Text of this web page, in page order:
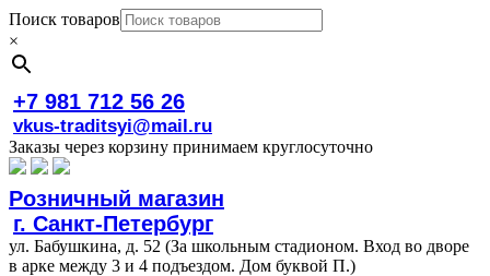
Поиск товаров
×
+7 981 712 56 26
vkus-traditsyi@mail.ru
Заказы через корзину принимаем круглосуточно
Розничный магазин
г. Санкт-Петербург
ул. Бабушкина, д. 52 (За школьным стадионом. Вход во дворе
в арке между 3 и 4 подъездом. Дом буквой П.)